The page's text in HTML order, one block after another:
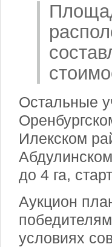
Остальные
Илекском
до 4 га,
Аукцион
условиях